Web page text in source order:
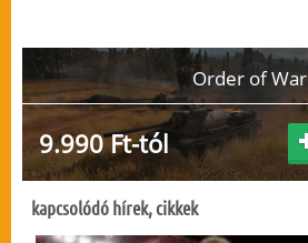
Order of War
9.990 Ft-tól
kapcsolódó hírek, cikkek